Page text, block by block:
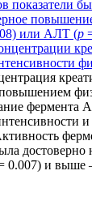
показатели
или АЛТ (р
фермента
достоверно
0.007) и выше